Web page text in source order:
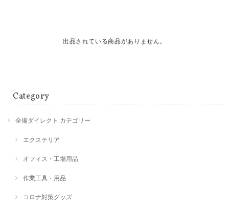
出品されている商品がありません。
Category
全備ダイレクト カテゴリー
エクステリア
オフィス・工場用品
作業工具・用品
コロナ対策グッズ